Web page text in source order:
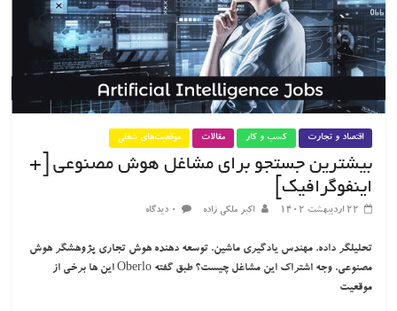
اقتصاد و تجارت کسب و کار مقالات موقعیت‌های شغلی
بیشترین جستجو برای مشاغل هوش مصنوعی [+
اینفوگرافیک]
۲۲ اردیبهشت ۱۴۰۲ اکبر ملکی زاده ۰ دیدگاه
تحلیلگر داده. مهندس یادگیری ماشین. توسعه دهنده هوش تجاری پژوهشگر هوش
مصنوعی. وجه اشتراک این مشاغل چیست؟ طبق گفته Oberlo این ها برخی از
موقعیت